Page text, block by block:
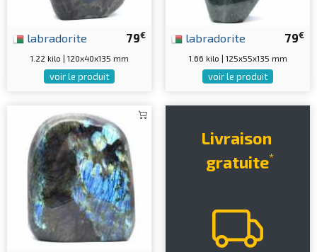
79€
labradorite
1.22 kilo | 120x40x135 mm
voir le produit
79€
labradorite
1.66 kilo | 125x55x135 mm
voir le produit
Livraison
gratuite*